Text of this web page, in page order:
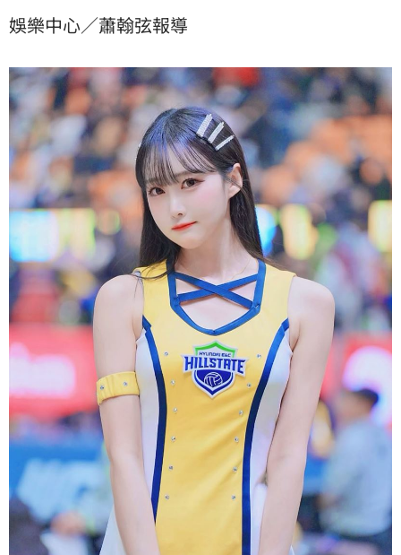
並把先前因風波而延期的粉絲活動補回來，等狀態準備
娛樂中心／蕭翰弦報導